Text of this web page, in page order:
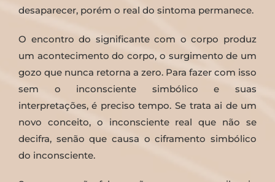
desaparecer, porém o real do sintoma permanece.
O encontro do significante com o corpo produz
um acontecimento do corpo, o surgimento de um
gozo que nunca retorna a zero. Para fazer com isso
sem o inconsciente simbólico e suas
interpretações, é preciso tempo. Se trata ai de um
novo conceito, o inconsciente real que não se
decifra, senão que causa o ciframento simbólico
do inconsciente.